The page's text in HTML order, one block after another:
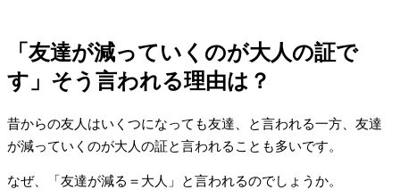
「友達が減っていくのが大人の証で
す」そう言われる理由は？
昔からの友人はいくつになっても友達、と言われる一方、友達
が減っていくのが大人の証と言われることも多いです。
なぜ、「友達が減る＝大人」と言われるのでしょうか。